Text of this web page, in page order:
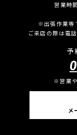
営業時
※出張作業等
ご来店の際は電
予
※営業
メ